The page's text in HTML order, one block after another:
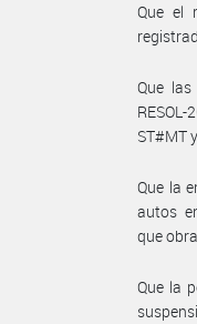
Que el
Que las
ST#MT
Que la
autos
que
Que la